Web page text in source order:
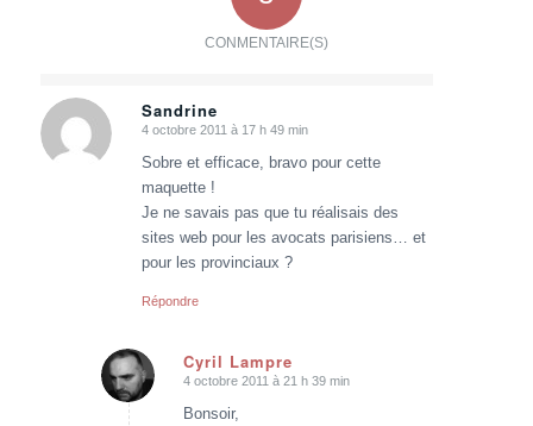
CONMENTAIRE(S)
Sandrine
dit
:
4 octobre 2011 à 17 h 49 min
Sobre et efficace, bravo pour cette
maquette !
Je ne savais pas que tu réalisais des
sites web pour les avocats parisiens… et
pour les provinciaux ?
Répondre
Cyril Lampre
dit
4 octobre 2011 à 21 h 39 min
Bonsoir,